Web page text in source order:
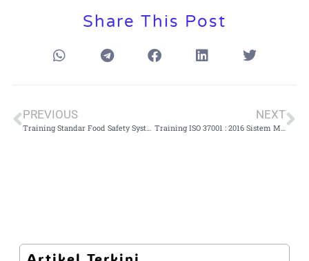
Share This Post
PREVIOUS
Training Standar Food Safety System Certification – FSSC Versi 6 : 2023
NEXT
Training ISO 37001 : 2016 Sistem Manajemen Anti Penyuapan